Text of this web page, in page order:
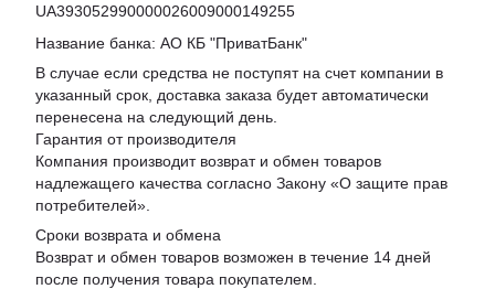
UA393052990000026009000149255
Название банка: АО КБ "ПриватБанк"
В случае если средства не поступят на счет компании в
указанный срок, доставка заказа будет автоматически
перенесена на следующий день.
Гарантия от производителя
Компания производит возврат и обмен товаров
надлежащего качества согласно Закону «О защите прав
потребителей».
Сроки возврата и обмена
Возврат и обмен товаров возможен в течение 14 дней
после получения товара покупателем.